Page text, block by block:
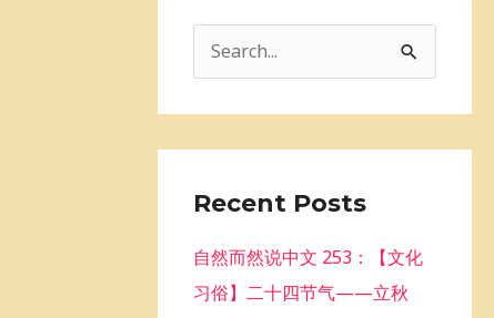
c
f
o
Recent Posts
自然而然说中文 253：【文化
习俗】二十四节气——立秋